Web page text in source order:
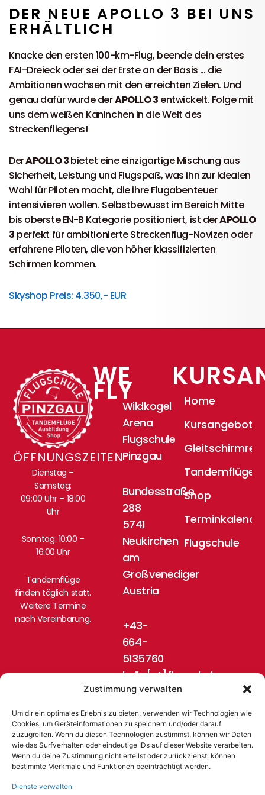
Zustimmung verwalten
Um dir ein optimales Erlebnis zu bieten, verwenden wir Technologien wie
Cookies, um Geräteinformationen zu speichern und/oder darauf
zuzugreifen. Wenn du diesen Technologien zustimmst, können wir Daten
wie das Surfverhalten oder eindeutige IDs auf dieser Website verarbeiten.
Wenn du deine Zustimmung nicht erteilst oder zurückziehst, können
bestimmte Merkmale und Funktionen beeinträchtigt werden.
Dienste verwalten
DER NEUE APOLLO 3 BEI UNS
ERHÄLTLICH
Knacke den ersten 100-km-Flug, beende dein erstes
FAI-Dreieck oder sei der Erste an der Basis … die
Ambitionen wachsen mit den erreichten Zielen. Und
genau dafür wurde derAPOLLO 3 entwickelt. Folge mit
uns dem weißen Kaninchen in die Welt des
Streckenfliegens!
DerAPOLLO 3bietet eine einzigartige Mischung aus
Sicherheit, Leistung und Flugspaß, was ihn zur idealen
Wahl für Piloten macht, die ihre Flugabenteuer
intensivieren wollen. Selbstbewusst im Bereich Mitte
bis oberste EN-B Kategorie positioniert, ist derAPOLLO
3 perfekt für ambitionierte Streckenflug-Novizen oder
erfahrene Piloten, die von höher klassifizierten
Schirmen kommen.
Skyshop Preis: 4.350,- EUR
ÖFFNUNGSZEITEN
Dienstag –
Samstag:
09:00 Uhr – 18:00
Uhr
Sonntag: 10:00 –
16:00 Uhr
Tandemflüge
finden täglich statt.
Weitere Termine
nach Vereinbarung.
WE
FLYWildkogel
Arena
Flugschule
Pinzgau
Bundesstraße
288
5741
Neukirchen
am
Großvenediger
Austria
+43-
664-
5135760
hello[at]flugschule-
pinzgau.at
Home
Kursangebote
Tandemflüge
Shop
Flugschule
© 2024 Flugschule Pinzgau, Austria